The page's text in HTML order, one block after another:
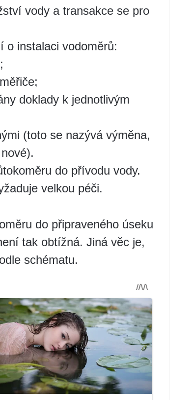
vody a transakce se pro
o instalaci vodoměrů:
doklady k jednotlivým
(toto se nazývá výměna,
do přívodu vody.
velkou péči.
do připraveného úseku
tak obtížná. Jiná věc je,
schématu.